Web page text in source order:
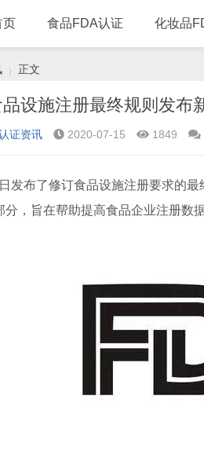
页 食品FDA认证 化妆品
›
正文
设施注册最终规则发布
证资讯 2020-07-15 1849
发布了修订食品设施注册要求的
分，旨在帮助提高食品企业注册数